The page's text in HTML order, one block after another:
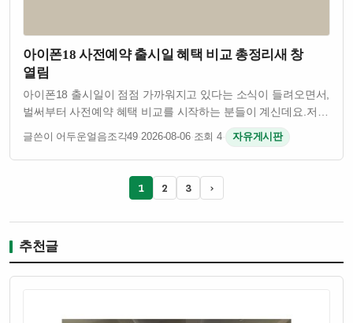
아이폰18 사전예약 출시일 혜택 비교 총정리새 창
열림
아이폰18 출시일이 점점 가까워지고 있다는 소식이 들려오면서,
벌써부터 사전예약 혜택 비교를 시작하는 분들이 계신데요.저도
매번 사전예약 때마다 혜택을 제대로 못 챙긴 적이 많아서,
이번엔 미리 정리해봤어요!1. 아이폰18 출시일 언제쯤?애플의
패턴을 보면 매년 9월 …
글쓴이 어두운얼음조각49·2026-08-06·조회 4· 자유게시판
1 2 3 ›
추천글